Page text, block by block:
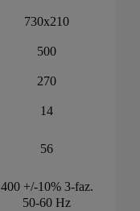
730x210
500
270
14
56
400 +/-10% 3-faz.
50-60 Hz